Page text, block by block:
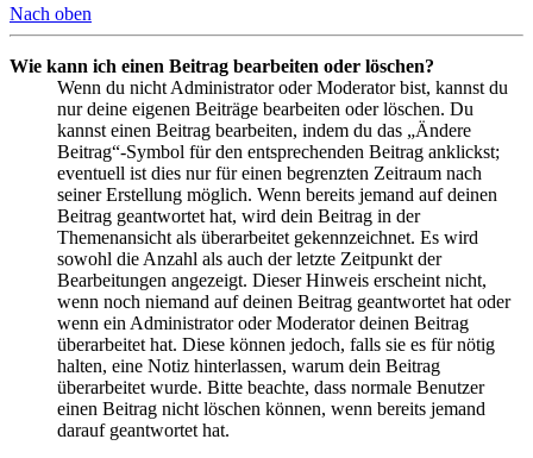
Nach oben
Wie kann ich einen Beitrag bearbeiten oder löschen?
Wenn du nicht Administrator oder Moderator bist, kannst du
nur deine eigenen Beiträge bearbeiten oder löschen. Du
kannst einen Beitrag bearbeiten, indem du das „Ändere
Beitrag“-Symbol für den entsprechenden Beitrag anklickst;
eventuell ist dies nur für einen begrenzten Zeitraum nach
seiner Erstellung möglich. Wenn bereits jemand auf deinen
Beitrag geantwortet hat, wird dein Beitrag in der
Themenansicht als überarbeitet gekennzeichnet. Es wird
sowohl die Anzahl als auch der letzte Zeitpunkt der
Bearbeitungen angezeigt. Dieser Hinweis erscheint nicht,
wenn noch niemand auf deinen Beitrag geantwortet hat oder
wenn ein Administrator oder Moderator deinen Beitrag
überarbeitet hat. Diese können jedoch, falls sie es für nötig
halten, eine Notiz hinterlassen, warum dein Beitrag
überarbeitet wurde. Bitte beachte, dass normale Benutzer
einen Beitrag nicht löschen können, wenn bereits jemand
darauf geantwortet hat.